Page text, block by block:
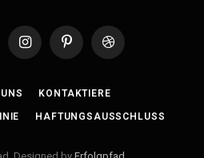
InstagramPinterestDribbble
KONTAKTIERE
HAFTUNGSAUSSCHLUSS